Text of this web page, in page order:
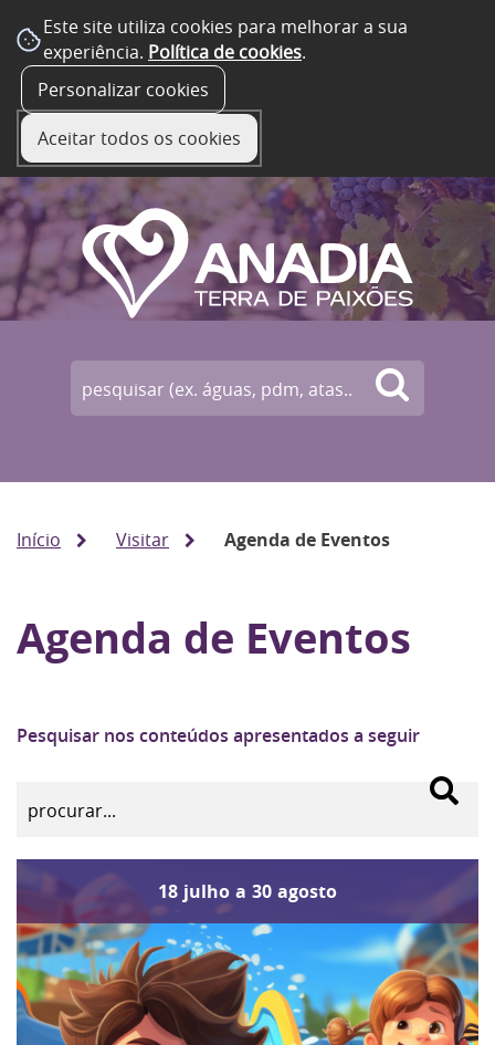
Este site utiliza cookies para melhorar a sua
experiência. Política de cookies.
Personalizar cookies
Aceitar todos os cookies
Início Visitar Agenda de Eventos
Agenda de Eventos
Pesquisar nos conteúdos apresentados a seguir
18 julho a 30 agosto